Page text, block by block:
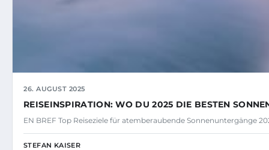
26. AUGUST 2025
REISEINSPIRATION: WO DU 2025 DIE BESTEN
EN BREF Top Reiseziele für atemberaubende Sonnenuntergänge
STEFAN KAISER